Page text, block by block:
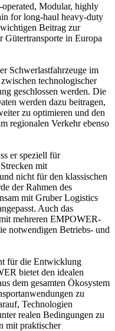
Modular, highly
for long-haul heavy-duty
Beitrag zur
Gütertransporte in Europa
Schwerlastfahrzeuge im
technologischer
geschlossen werden. Die
werden dazu beitragen,
zu optimieren und den
regionalen Verkehr ebenso
er speziell für
mit
nicht für den klassischen
der Rahmen des
mit Gruber Logistics
Auch das
mehreren EMPOWER-
notwendigen Betriebs- und
für die Entwicklung
bietet den idealen
dem gesamten Ökosystem
zu
Technologien
realen Bedingungen zu
mit praktischer